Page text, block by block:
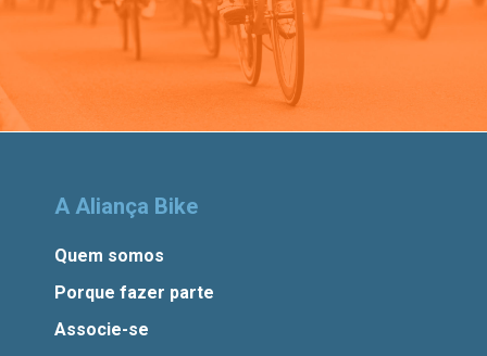
A Aliança Bike
Quem somos
Porque fazer parte
Associe-se